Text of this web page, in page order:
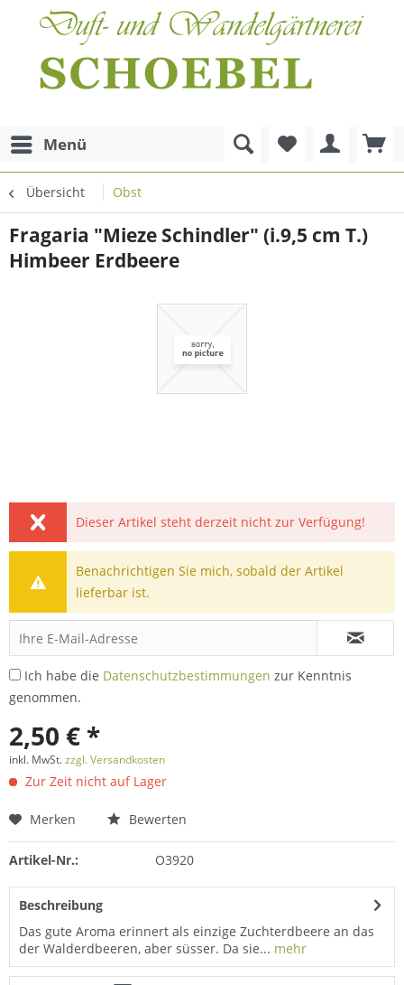
Menü
Übersicht Obst
Fragaria "Mieze Schindler" (i.9,5 cm T.)
Himbeer Erdbeere
Dieser Artikel steht derzeit nicht zur Verfügung!
Benachrichtigen Sie mich, sobald der Artikel
lieferbar ist.
Ich habe die Datenschutzbestimmungen zur Kenntnis
genommen.
2,50 € *
inkl. MwSt.zzgl. Versandkosten
Zur Zeit nicht auf Lager
Merken Bewerten
Artikel-Nr.: O3920
Beschreibung
Das gute Aroma erinnert als einzige Zuchterdbeere an das
der Walderdbeeren, aber süsser. Da sie... mehr